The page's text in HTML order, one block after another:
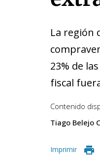
La región
23% de
fiscal
Contenido
Tiago Belejo
Imprimir